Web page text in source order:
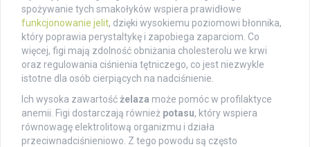
spożywanie tych smakołyków wspiera prawidłowe
funkcjonowanie jelit, dzięki wysokiemu poziomowi błonnika,
który poprawia perystaltykę i zapobiega zaparciom. Co
więcej, figi mają zdolność obniżania cholesterolu we krwi
oraz regulowania ciśnienia tętniczego, co jest niezwykle
istotne dla osób cierpiących na nadciśnienie.
Ich wysoka zawartośćżelaza może pomóc w profilaktyce
anemii. Figi dostarczają również potasu, który wspiera
równowagę elektrolitową organizmu i działa
przeciwnadciśnieniowo. Z tego powodu są często